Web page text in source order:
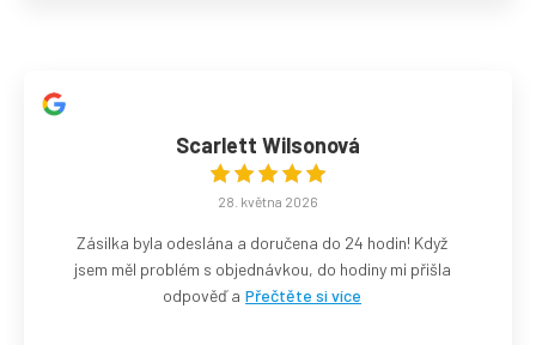
Scarlett Wilsonová
28. května 2026
Zásilka byla odeslána a doručena do 24 hodin! Když
jsem měl problém s objednávkou, do hodiny mi přišla
odpověď a Přečtěte si více